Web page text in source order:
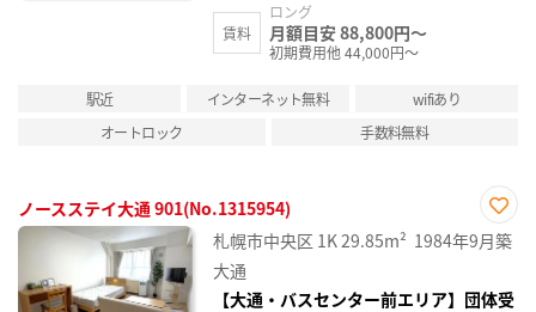
賃料
ロング
月額目安 88,800円～
初期費用他 44,000円～
駅近 インターネット無料
wifiあり
オートロック
手数料無料
ノースステイ大通 901(No.1315954)
お気
に入
札幌市中央区 1K29.85m² 1984年9月築
大通
【大通・バスセンター前エリア】団体受